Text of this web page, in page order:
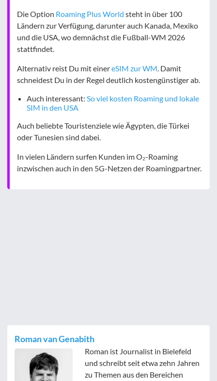
Die Option Roaming Plus World steht in über 100
Ländern zur Verfügung, darunter auch Kanada, Mexiko
und die USA, wo demnächst die Fußball-WM 2026
stattfindet.
Alternativ reist Du mit einereSIM zur WM. Damit
schneidest Du in der Regel deutlich kostengünstiger ab.
Auch interessant: So viel kosten Roaming und lokale
SIM in den USA
Auch beliebte Touristenziele wie Ägypten, die Türkei
oder Tunesien sind dabei.
In vielen Ländern surfen Kunden im O₂-Roaming
inzwischen auch in den 5G-Netzen der Roamingpartner.
Roman van Genabith
Roman ist Journalist in Bielefeld
und schreibt seit etwa zehn Jahren
zu Themen aus den Bereichen